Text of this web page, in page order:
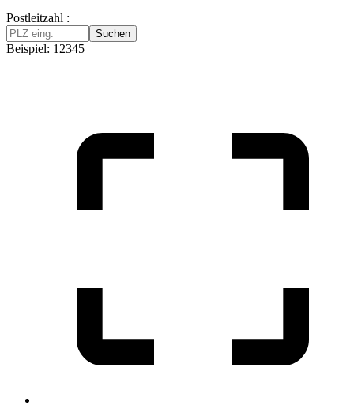
Postleitzahl :
Suchen
Beispiel: 12345